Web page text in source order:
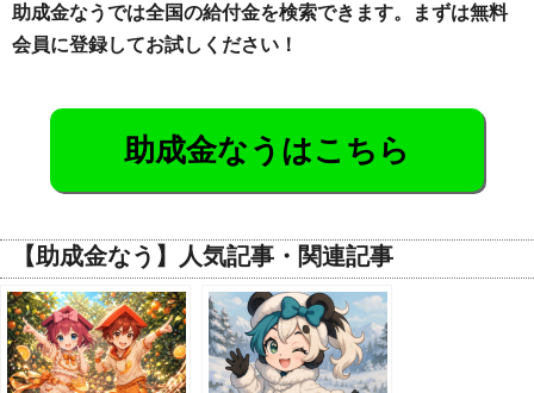
助成金なうでは全国の給付金を検索できます。まずは無料
会員に登録してお試しください！
助成金なうはこちら
【助成金なう】人気記事・関連記事